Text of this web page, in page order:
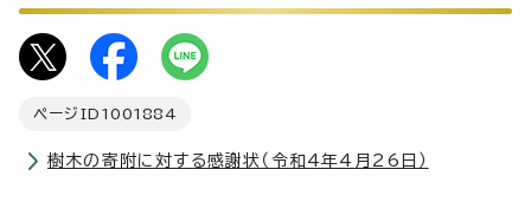
ページID 1001884
樹木の寄附に対する感謝状（令和4年4月26日）